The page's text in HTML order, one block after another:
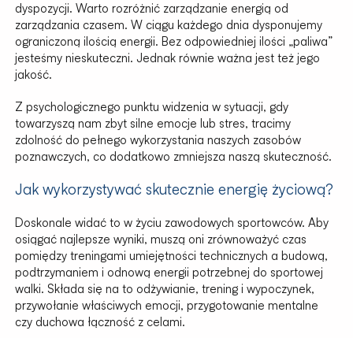
dyspozycji. Warto rozróżnić zarządzanie energią od
zarządzania czasem. W ciągu każdego dnia dysponujemy
ograniczoną ilością energii. Bez odpowiedniej ilości „paliwa”
jesteśmy nieskuteczni. Jednak równie ważna jest też jego
jakość.
Z psychologicznego punktu widzenia w sytuacji, gdy
towarzyszą nam zbyt silne emocje lub stres, tracimy
zdolność do pełnego wykorzystania naszych zasobów
poznawczych, co dodatkowo zmniejsza naszą skuteczność.
Jak wykorzystywać skutecznie energię życiową?
Doskonale widać to w życiu zawodowych sportowców. Aby
osiągać najlepsze wyniki, muszą oni zrównoważyć czas
pomiędzy treningami umiejętności technicznych a budową,
podtrzymaniem i odnową energii potrzebnej do sportowej
walki. Składa się na to odżywianie, trening i wypoczynek,
przywołanie właściwych emocji, przygotowanie mentalne
czy duchowa łączność z celami.